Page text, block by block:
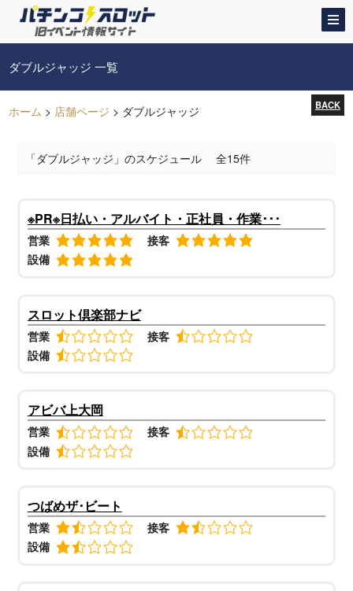
ダブルジャッジ 一覧
ホーム > 店舗ページ > ダブルジャッジ BACK
「ダブルジャッジ」のスケジュール 全15件
※PR※日払い・アルバイト・正社員・作業･･･
営業
接客
設備
スロット倶楽部ナビ
営業
接客
設備
アビバ上大岡
営業
接客
設備
つばめザ･ビート
営業
接客
設備